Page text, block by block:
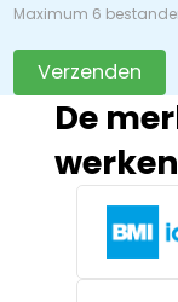
Maximum 6
Verzenden
De
werken